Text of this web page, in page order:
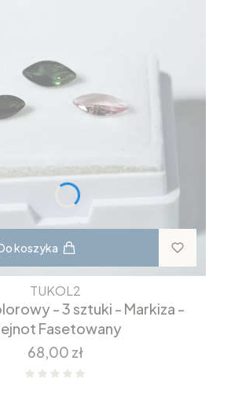
koszyka
TUKOL2
- 3 sztuki - Markiza -
Fasetowany
Cena
68,00 zł